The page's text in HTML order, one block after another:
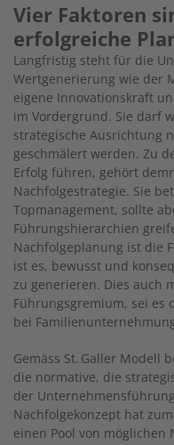
Vier Faktoren
erfolgreiche
Langfristig steht für die
Wertgenerierung wie der
eigene Innovationskraft
im Vordergrund. Sie darf
strategische Ausrichtung
geschmälert werden. Zu
Erfolg führen, gehört
Nachfolgestrategie. Sie
Topmanagement, sollte
Führungshierarchien
Nachfolgeplanung ist die
ist es, bewusst und
zu generieren. Dies auch
Führungsgremium, sei es
bei
Gemäss St. Galler Modell
die normative, die
der
Nachfolgekonzept hat
einen Pool von möglichen